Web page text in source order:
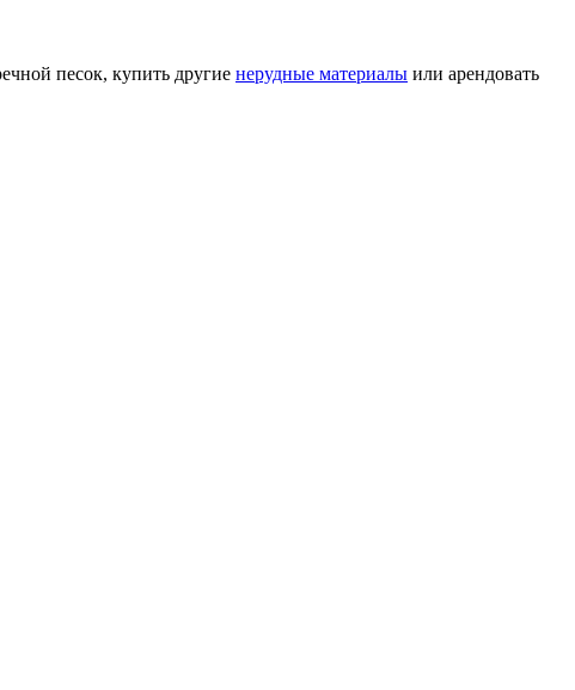
песок, купить другие нерудные материалы или арендовать